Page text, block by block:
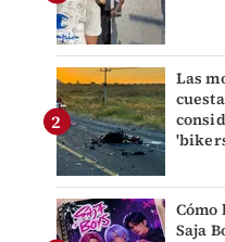
Las
Cómo
Saja